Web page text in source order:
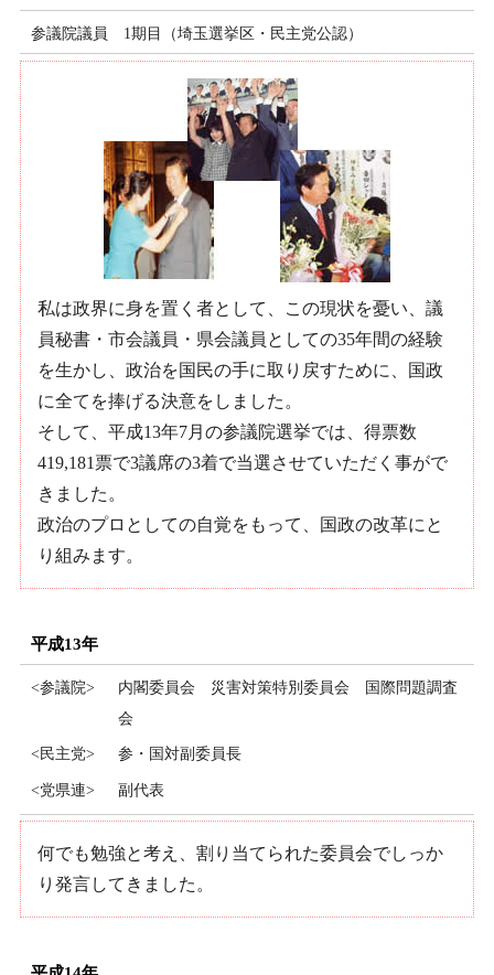
参議院議員 1期目（埼玉選挙区・民主党公認）
私は政界に身を置く者として、この現状を憂い、議
員秘書・市会議員・県会議員としての35年間の経験
を生かし、政治を国民の手に取り戻すために、国政
に全てを捧げる決意をしました。
そして、平成13年7月の参議院選挙では、得票数
419,181票で3議席の3着で当選させていただく事がで
きました。
政治のプロとしての自覚をもって、国政の改革にと
り組みます。
平成13年
<参議院>
内閣委員会 災害対策特別委員会 国際問題調査
会
<民主党> 参・国対副委員長
<党県連> 副代表
何でも勉強と考え、割り当てられた委員会でしっか
り発言してきました。